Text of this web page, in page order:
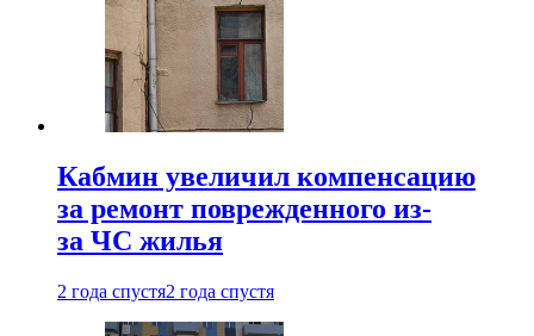
Кабмин увеличил компенсацию
за ремонт поврежденного из-
за ЧС жилья
2 года спустя2 года спустя